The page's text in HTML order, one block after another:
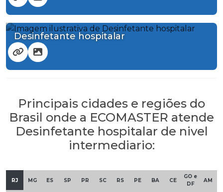
Desinfetante hospitalar
Principais cidades e regiões do
Brasil onde a ECOMASTER atende
Desinfetante hospitalar de nivel
intermediario:
RJ MG ES SP PR SC RS PE BA CE
GO e
DF
AM